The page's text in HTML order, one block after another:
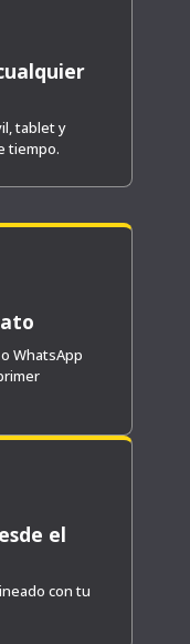
tablet y
tiempo.
WhatsApp
el
con tu